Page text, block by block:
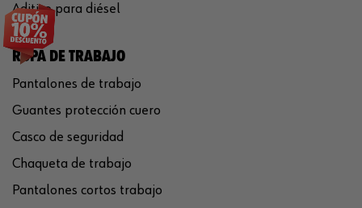
Aditivo para diésel
ROPA DE TRABAJO
Pantalones de trabajo
Guantes protección cuero
Casco de seguridad
Chaqueta de trabajo
Pantalones cortos trabajo